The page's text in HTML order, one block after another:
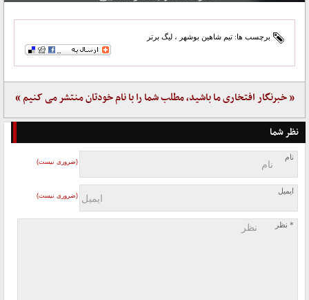
برچسب ها: تیم شاهین بوشهر ، لیگ برتر
« خبرنگار افتخاری ما باشید، مطلب شما را با نام خودتان منتشر می کنیم »
نظر شما
نام
(ضروری نیست)
ایمیل
(ضروری نیست)
* نظر